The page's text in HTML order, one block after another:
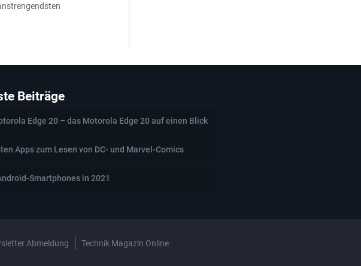
Beiträge
Edge 20 – das Motorola Edge 20 auf einen Blick
Apps zum Lesen von DC- und Marvel-Comics
Smartphones in 2021
Abmeldung Technik Magazin Online